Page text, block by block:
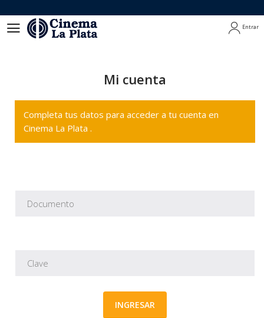
Entrar
Mi cuenta
Completa tus datos para acceder a tu cuenta en
Cinema La Plata .
INGRESAR